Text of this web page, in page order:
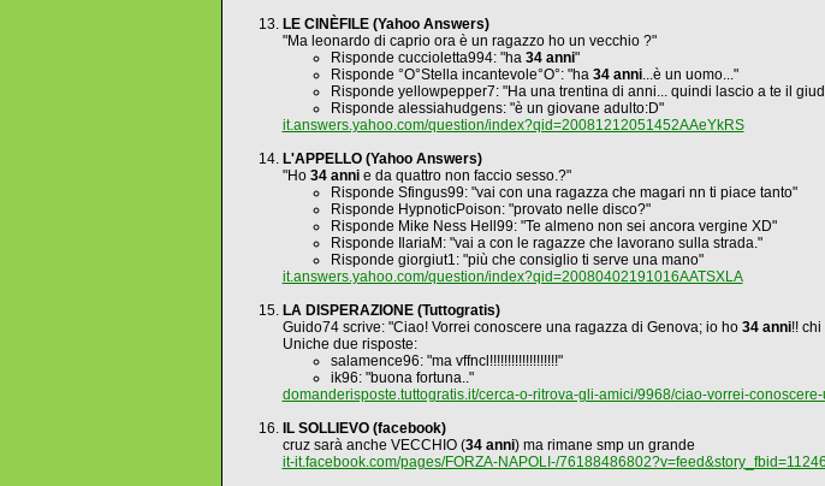
LE CINÈFILE (Yahoo Answers)
"Ma leonardo di caprio ora è un ragazzo ho un vecchio ?"
Risponde cuccioletta994: "ha 34 anni"
Risponde °O°Stella incantevole°O°: "ha 34 anni...è un uomo..."
Risponde yellowpepper7: "Ha una trentina di anni... quindi lascio a te il
Risponde alessiahudgens: "è un giovane adulto:D"
it.answers.yahoo.com/question/index?qid=20081212051452AAeYkRS
L'APPELLO (Yahoo Answers)
"Ho 34 annie da quattro non faccio sesso.?"
Risponde Sfingus99: "vai con una ragazza che magari nn ti piace tanto"
Risponde HypnoticPoison: "provato nelle disco?"
Risponde Mike Ness Hell99: "Te almeno non sei ancora vergine XD"
Risponde IlariaM: "vai a con le ragazze che lavorano sulla strada."
Risponde giorgiut1: "più che consiglio ti serve una mano"
it.answers.yahoo.com/question/index?qid=20080402191016AATSXLA
LA DISPERAZIONE (Tuttogratis)
Guido74 scrive: "Ciao! Vorrei conoscere una ragazza di Genova; io ho 34 anni!! chi
Uniche due risposte:
salamence96: "ma vffncl!!!!!!!!!!!!!!!!!!!"
ik96: "buona fortuna.."
domanderisposte.tuttogratis.it/cerca-o-ritrova-gli-amici/9968/ciao-vorrei-
IL SOLLIEVO (facebook)
cruz sarà anche VECCHIO (34 anni) ma rimane smp un grande
it-it.facebook.com/pages/FORZA-NAPOLI-/